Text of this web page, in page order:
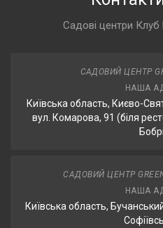
Садові центри
САДОВИЙ ЦЕНТР
НАША
Київська область, Києво-
вул. Комарова, 91 (біля
САДОВИЙ ЦЕНТР
НАША
Київська область,